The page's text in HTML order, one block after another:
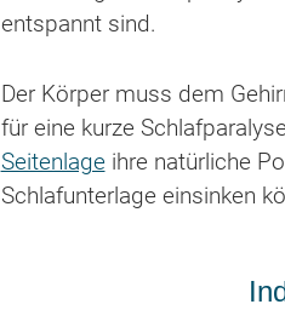
entspannt sind.
Der Körper muss dem
für eine kurze
Seitenlage ihre natürliche
Schlafunterlage einsinken